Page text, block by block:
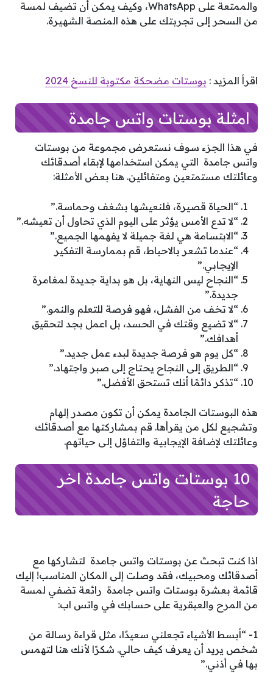
والممتعة على WhatsApp، وكيف يمكن أن تضيف لمسة
من السحر إلى تجربتك على هذه المنصة الشهيرة.
اقرأ المزيد : بوستات مضحكة مكتوبة للنسخ 2024
امثلة بوستات واتس جامدة
في هذا الجزء سوف نستعرض مجموعة من بوستات
واتس جامدة التي يمكن استخدامها لإبقاء أصدقائك
وعائلتك مستمتعين ومتفائلين. هنا بعض الأمثلة:
“الحياة قصيرة، فلنعيشها بشغف وحماسة.”
“لا تدع الأمس يؤثر على اليوم الذي تحاول أن تعيشه.”
“الابتسامة هي لغة جميلة لا يفهمها الجميع.”
“عندما تشعر بالاحباط، قم بممارسة التفكير
الإيجابي.”
“النجاح ليس النهاية، بل هو بداية جديدة لمغامرة
جديدة.”
“لا تخف من الفشل، فهو فرصة للتعلم والنمو.”
“لا تضيع وقتك في الحسد، بل اعمل بجد لتحقيق
أهدافك.”
“كل يوم هو فرصة جديدة لبدء عمل جديد.”
“الطريق إلى النجاح يحتاج إلى صبر واجتهاد.”
“تذكر دائمًا أنك تستحق الأفضل.”
هذه البوستات الجامدة يمكن أن تكون مصدر إلهام
وتشجيع لكل من يقرأها. قم بمشاركتها مع أصدقائك
وعائلتك لإضافة الإيجابية والتفاؤل إلى حياتهم.
10 بوستات واتس جامدة اخر
حاجة
اذا كنت تبحث عن بوستات واتس جامدة لتشاركها مع
أصدقائك ومحبيك، فقد وصلت إلى المكان المناسب! إليك
قائمة بعشرة بوستات واتس جامدة رائعة تضفي لمسة
من المرح والعبقرية على حسابك في واتس اب:
1- “أبسط الأشياء تجعلني سعيدًا، مثل قراءة رسالة من
شخص يريد أن يعرف كيف حالي. شكرًا لأنك هنا لتهمس
بها في أذني.”